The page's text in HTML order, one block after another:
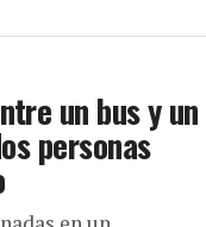
un bus y un
personas